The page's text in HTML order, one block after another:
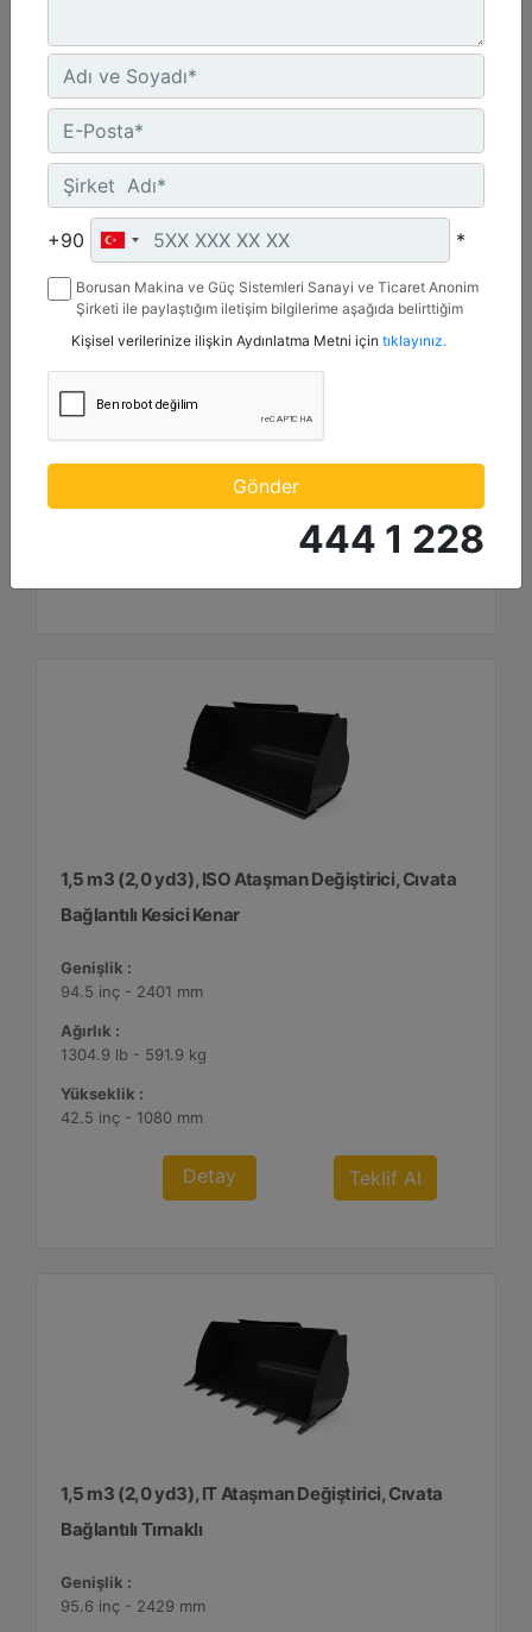
1,4 m3 (1,8 yd3), ISO Ataşman Değiştirici, Cıvata
Bağlantılı Tırnaklı
Genişlik :
95.6 inç - 2429 mm
Ağırlık :
1213 lb - 550.2 kg
1,5 m3 (2,0 yd3), ISO Ataşman Değiştirici, Cıvata
Bağlantılı Kesici Kenar
Genişlik :
94.5 inç - 2401 mm
Ağırlık :
1304.9 lb - 591.9 kg
Yükseklik :
42.5 inç - 1080 mm
Detay Teklif Al
1,5 m3 (2,0 yd3), IT Ataşman Değiştirici, Cıvata
Bağlantılı Tırnaklı
Genişlik :
95.6 inç - 2429 mm
+90 *
Borusan Makina ve Güç Sistemleri Sanayi ve Ticaret Anonim
Şirketi ile paylaştığım iletişim bilgilerime aşağıda belirttiğim
mesaj gönderilmesine izin veriyorum.
Kişisel verilerinize ilişkin Aydınlatma Metni için tıklayınız.
Gönder
444 1 228